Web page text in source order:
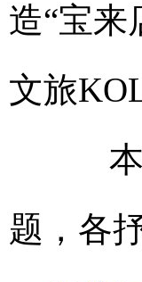
造“宝来
文旅
本次
题，各